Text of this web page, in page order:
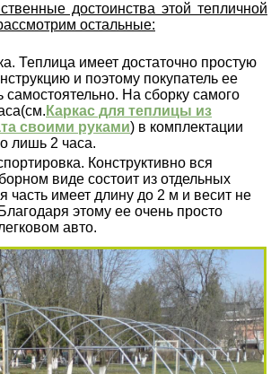
достоинства этой тепличной
остальные:
Теплица имеет достаточно простую
и поэтому покупатель ее
самостоятельно. На сборку самого
Каркас для теплицы из
своими руками) в комплектации
лишь 2 часа.
Конструктивно вся
виде состоит из отдельных
часть имеет длину до 2 м и весит не
этому ее очень просто
авто.